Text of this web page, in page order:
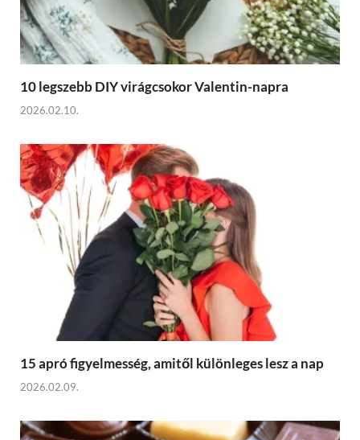
10 legszebb DIY virágcsokor Valentin-napra
2026.02.10.
15 apró figyelmesség, amitől különleges lesz a nap
2026.02.09.